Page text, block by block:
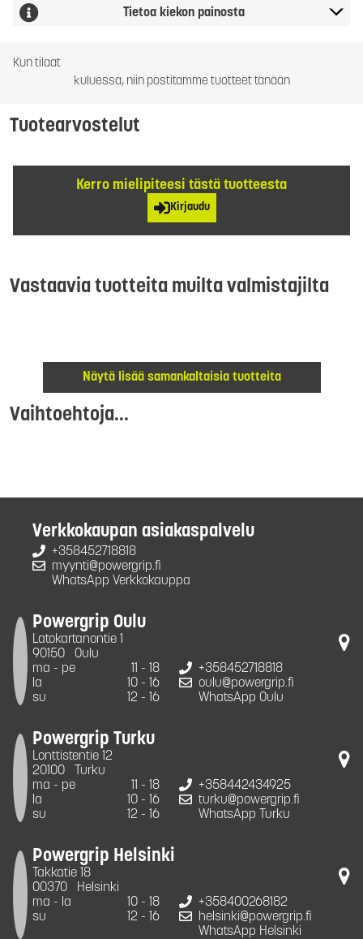
Tietoa kiekon painosta
Kun tilaat
kuluessa, niin postitamme tuotteet tänään
Tuotearvostelut
Kerro mielipiteesi tästä tuotteesta
Kirjaudu
Vastaavia tuotteita muilta valmistajilta
Näytä lisää samankaltaisia tuotteita
Vaihtoehtoja...
Verkkokaupan asiakaspalvelu
+358452718818
myynti@powergrip.fi
WhatsApp Verkkokauppa
Powergrip Oulu
Latokartanontie 1
90150
Oulu
ma - pe
11 - 18
la
10 - 16
su
12 - 16
+358452718818
oulu@powergrip.fi
WhatsApp Oulu
Powergrip Turku
Lonttistentie 12
20100
Turku
ma - pe
11 - 18
la
10 - 16
su
12 - 16
+358442434925
turku@powergrip.fi
WhatsApp Turku
Powergrip Helsinki
Takkatie 18
00370
Helsinki
ma - la
10 - 18
su
12 - 16
+358400268182
helsinki@powergrip.fi
WhatsApp Helsinki